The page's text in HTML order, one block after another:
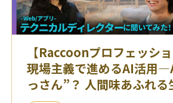
【Raccoonプロフェッシ
現場主義で進めるAI活用
っさん”？ 人間味あふれる